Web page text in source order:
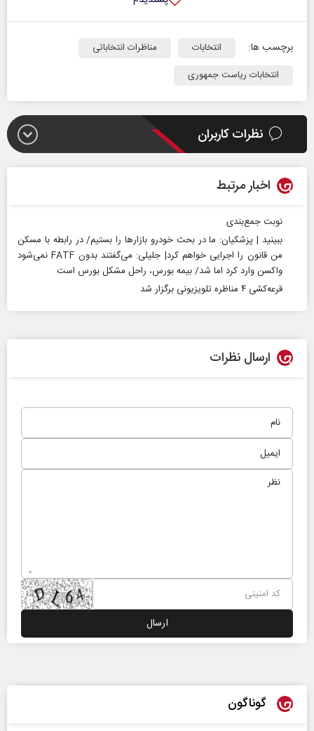
برچسب ها: انتخابات
مناظرات انتخاباتی
انتخابات ریاست جمهوری
نظرات کاربران
اخبار مرتبط
نوبت جمع‌بندی
ببینید | پزشکیان: ما در بحث خودرو بازار‌ها را بستیم/ در رابطه با مسکن
من قانون را اجرایی خواهم کرد| جلیلی: می‌گفتند بدون FATF نمی‌‎‌شود
واکسن وارد کرد اما شد/ بیمه بورس، راحل مشکل بورس است
قرعه‌کشی ۴ مناظره تلویزیونی برگزار شد
ارسال نظرات
گوناگون